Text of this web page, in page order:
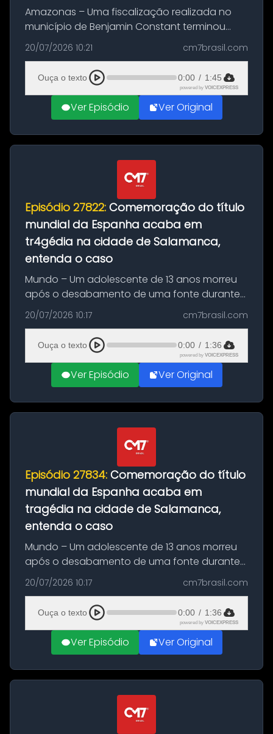
Amazonas – Uma fiscalização realizada no
município de Benjamin Constant terminou
com a apreensão de aproximadamente 115
quilos de entorpecentes em uma
embarcação atracada no porto da cidade. O
materia...
20/07/2026 10:21 cm7brasil.com
Ouça o texto 0:00 / 1:45
powered by VOICEXPRESS
Ver Episódio Ver Original
Episódio 27822: Comemoração do título
mundial da Espanha acaba em
tr4gédia na cidade de Salamanca,
entenda o caso
Mundo – Um adolescente de 13 anos morreu
após o desabamento de uma fonte durante
as comemorações pelo título da Copa do
Mundo conquistado pela Espanha, em
Ciudad Rodrigo, na província de Salamanca,
no...
20/07/2026 10:17 cm7brasil.com
Ouça o texto 0:00 / 1:36
powered by VOICEXPRESS
Ver Episódio Ver Original
Episódio 27834: Comemoração do título
mundial da Espanha acaba em
tragédia na cidade de Salamanca,
entenda o caso
Mundo – Um adolescente de 13 anos morreu
após o desabamento de uma fonte durante
as comemorações pelo título da Copa do
Mundo conquistado pela Espanha, em
Ciudad Rodrigo, na província de Salamanca,
no...
20/07/2026 10:17 cm7brasil.com
Ouça o texto 0:00 / 1:36
powered by VOICEXPRESS
Ver Episódio Ver Original